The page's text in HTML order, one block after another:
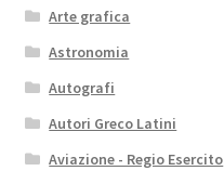
Arte grafica
Astronomia
Autografi
Autori Greco Latini
Aviazione - Regio Esercito